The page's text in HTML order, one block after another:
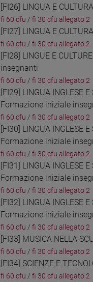
[FI26] LINGUA E
fi 60 cfu / fi 30 cfu allegato 2
[FI27] LINGUA E
fi 60 cfu / fi 30 cfu allegato 2
[FI28] LINGUE E
insegnanti
fi 60 cfu / fi 30 cfu allegato 2
[FI29] LINGUA INGLESE
Formazione iniziale
fi 60 cfu / fi 30 cfu allegato 2
[FI30] LINGUA INGLESE
Formazione iniziale
fi 60 cfu / fi 30 cfu allegato 2
[FI31] LINGUA INGLESE
Formazione iniziale
fi 60 cfu / fi 30 cfu allegato 2
[FI32] LINGUA INGLESE
Formazione iniziale
fi 60 cfu / fi 30 cfu allegato 2
[FI33] MUSICA NELLA
fi 60 cfu / fi 30 cfu allegato 2
[FI34] SCIENZE E
fi 60 cfu / fi 30 cfu allegato 2